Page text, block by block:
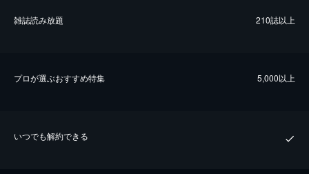
雑誌読み放題 210誌以上
プロが選ぶおすすめ特集 5,000以上
いつでも解約できる